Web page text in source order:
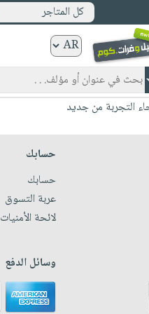
كل المتاجر
التجربة من جديد
حسابك
حسابك
عربة التسوق
لائحة الأمنيات
وسائل الدفع